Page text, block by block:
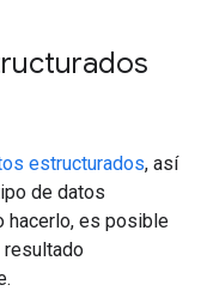
estructurados, así
de datos
hacerlo, es posible
resultado